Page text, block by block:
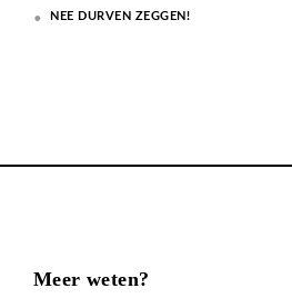
NEE DURVEN ZEGGEN!
Meer weten?